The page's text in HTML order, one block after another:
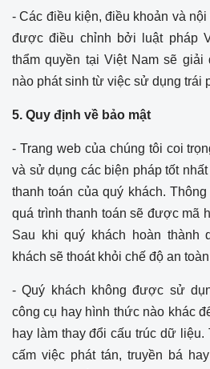
- Các điều kiện, điều khoản và
được điều chỉnh bởi luật pháp
thẩm quyền tại Việt Nam sẽ giải
nào phát sinh từ việc sử dụng trái
5. Quy định về bảo mật
- Trang web của chúng tôi coi
và sử dụng các biện pháp tốt
thanh toán của quý khách.
quá trình thanh toán sẽ được mã
Sau khi quý khách hoàn thành
khách sẽ thoát khỏi chế độ an
- Quý khách không được sử
công cụ hay hình thức nào khác
hay làm thay đổi cấu trúc dữ liệu.
cấm việc phát tán, truyền bá